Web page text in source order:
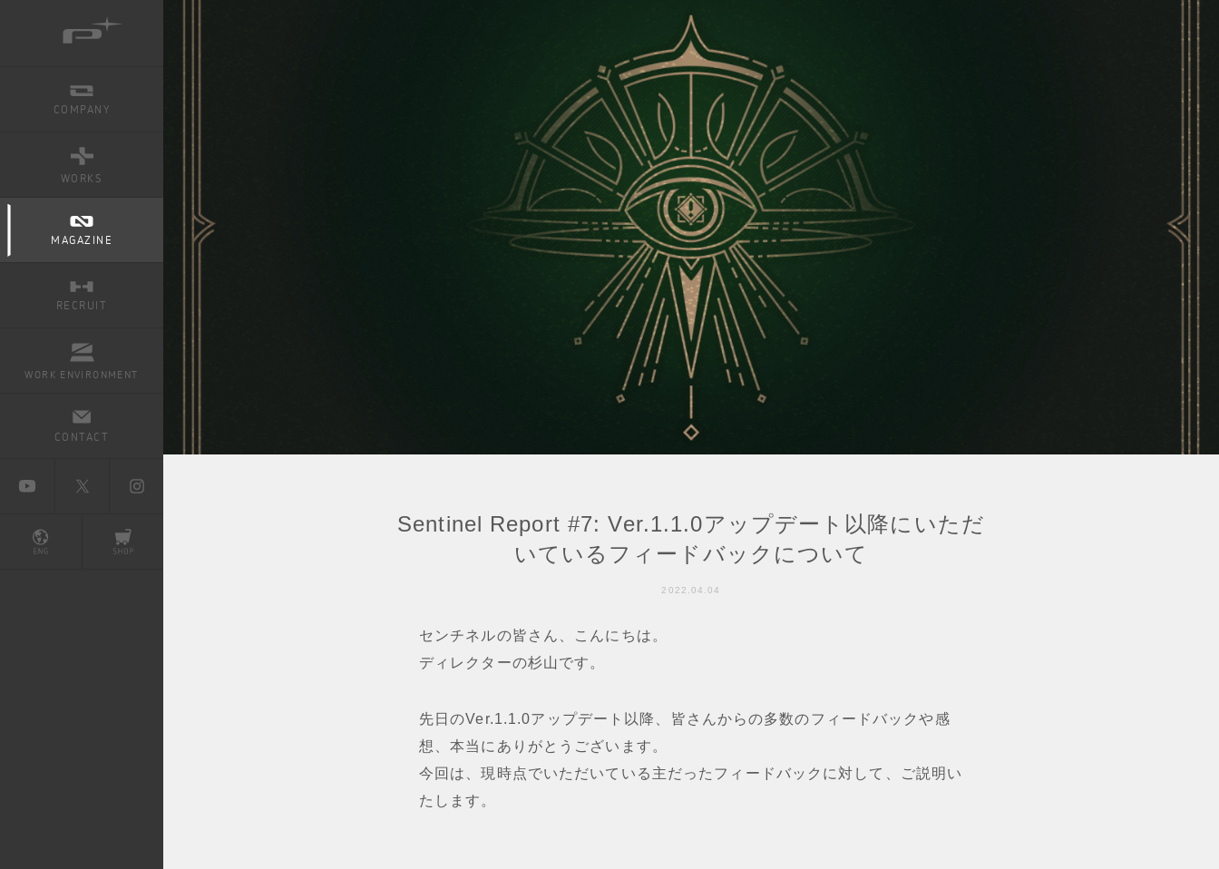
COMPANY
WORKS
ミュータントタートルズ：ラスト・ローニン
セレッサと迷子の悪魔
MAGAZINE
RECRUIT
WORK ENVIRONMENT
CONTACT
Sentinel Report #7: Ver.1.1.0アップデート以降にいただ
いているフィードバックについて
2022.04.04
センチネルの皆さん、こんにちは。
ディレクターの杉山です。
先日のVer.1.1.0アップデート以降、皆さんからの多数のフィードバックや感
想、本当にありがとうございます。
今回は、現時点でいただいている主だったフィードバックに対して、ご説明い
たします。